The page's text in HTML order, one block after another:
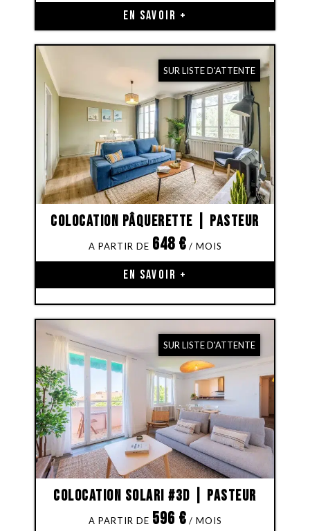
EN SAVOIR +
SUR LISTE D'ATTENTE
Colocation Pâquerette | Pasteur
648€
EN SAVOIR +
SUR LISTE D'ATTENTE
Colocation Solari #3D | Pasteur
596 €